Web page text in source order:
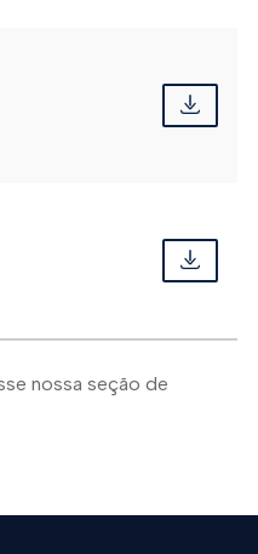
nossa seção de